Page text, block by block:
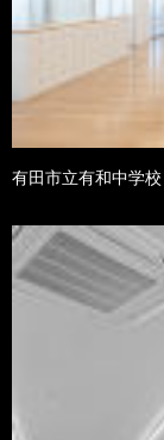
有田市立有和中学校